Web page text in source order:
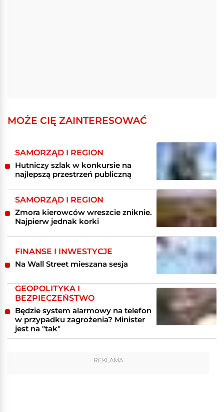
MOŻE CIĘ ZAINTERESOWAĆ
SAMORZĄD I REGION
Hutniczy szlak w konkursie na
najlepszą przestrzeń publiczną
SAMORZĄD I REGION
Zmora kierowców wreszcie zniknie.
Najpierw jednak korki
FINANSE I INWESTYCJE
Na Wall Street mieszana sesja
GEOPOLITYKA I
BEZPIECZEŃSTWO
Będzie system alarmowy na telefon
w przypadku zagrożenia? Minister
jest na "tak"
REKLAMA